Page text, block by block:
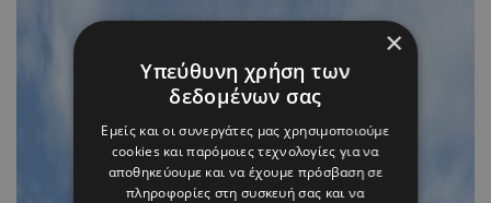
×
Υπεύθυνη χρήση των
δεδομένων σας
Εμείς και οι συνεργάτες μας χρησιμοποιούμε
cookies και παρόμοιες τεχνολογίες για να
αποθηκεύουμε και να έχουμε πρόσβαση σε
πληροφορίες στη συσκευή σας και να